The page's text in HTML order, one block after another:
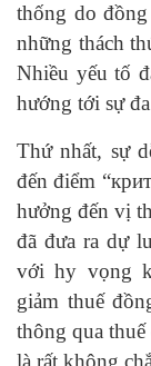
thống do
những thách
Nhiều yếu tố
hướng tới sự
Thứ nhất, sự
đến điểm
hưởng đến vị
đã đưa ra dự
với hy vọng
giảm thuế
thông qua
là rất không